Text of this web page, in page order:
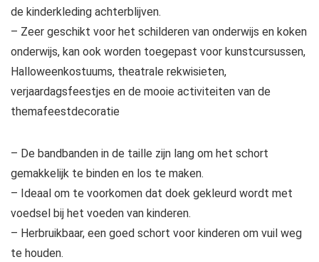
de kinderkleding achterblijven.
– Zeer geschikt voor het schilderen van onderwijs en koken
onderwijs, kan ook worden toegepast voor kunstcursussen,
Halloweenkostuums, theatrale rekwisieten,
verjaardagsfeestjes en de mooie activiteiten van de
themafeestdecoratie
– De bandbanden in de taille zijn lang om het schort
gemakkelijk te binden en los te maken.
– Ideaal om te voorkomen dat doek gekleurd wordt met
voedsel bij het voeden van kinderen.
– Herbruikbaar, een goed schort voor kinderen om vuil weg
te houden.